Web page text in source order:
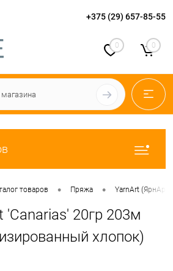
+375 (29) 657-85-55
0 0
товаров • Пряжа • YarnArt (ЯрнАрт)
20гр 203м
хлопок)